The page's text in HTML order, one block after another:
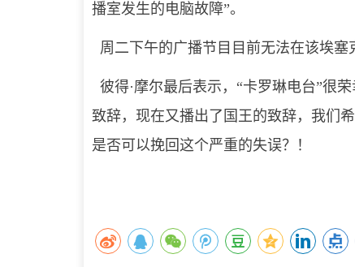
播室发生的电脑故障”。
周二下午的广播节目目前无法在该埃塞
彼得·摩尔最后表示，“卡罗琳电台”很
致辞，现在又播出了国王的致辞，我们
是否可以挽回这个严重的失误？！